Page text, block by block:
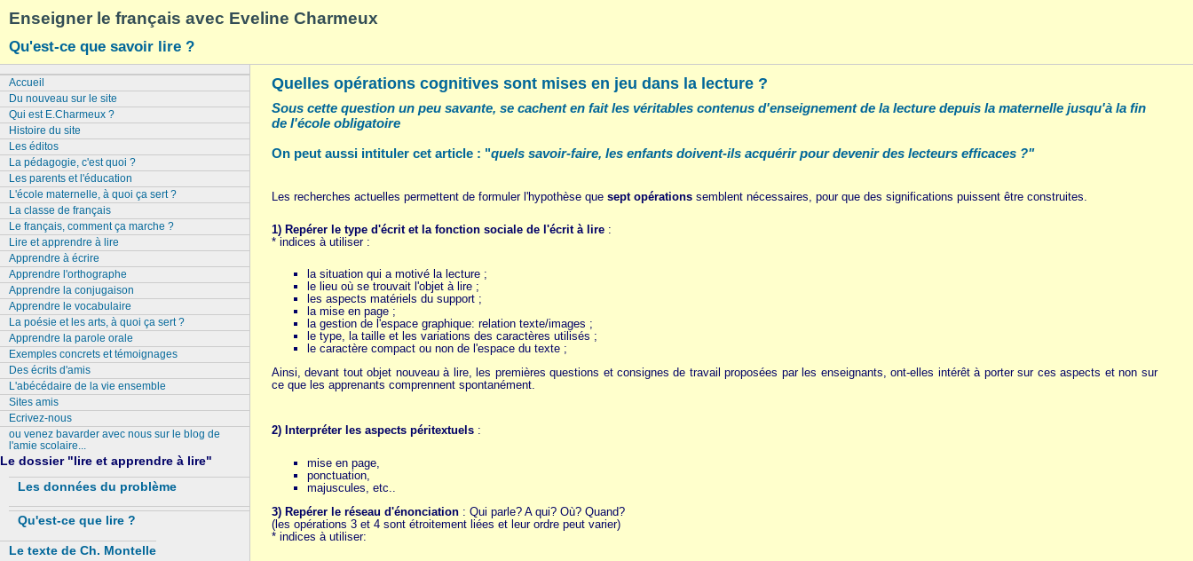
Enseigner le français avec Eveline Charmeux
Qu'est-ce que savoir lire ?
Quelles opérations cognitives sont mises en jeu dans la lecture ?
Sous cette question un peu savante, se cachent en fait les véritables contenus d'enseignement de la lecture depuis la maternelle jusqu'à la fin
de l'école obligatoire
On peut aussi intituler cet article : "quels savoir-faire, les enfants doivent-ils acquérir pour devenir des lecteurs efficaces ?"
Les recherches actuelles permettent de formuler l'hypothèse que sept opérationssemblent nécessaires, pour que des significations puissent être construites.
1) Repérer le type d'écrit et la fonction sociale de l'écrit à lire:
* indices à utiliser :
la situation qui a motivé la lecture ;
le lieu où se trouvait l'objet à lire ;
les aspects matériels du support ;
la mise en page ;
la gestion de l'espace graphique: relation texte/images ;
le type, la taille et les variations des caractères utilisés ;
le caractère compact ou non de l'espace du texte ;
Ainsi, devant tout objet nouveau à lire, les premières questions et consignes de travail proposées par les enseignants, ont-elles intérêt à porter sur ces aspects et non sur
ce que les apprenants comprennent spontanément.
2) Interpréter les aspects péritextuels:
mise en page,
ponctuation,
majuscules, etc..
3) Repérer le réseau d'énonciation: Qui parle? A qui? Où? Quand?
(les opérations 3 et 4 sont étroitement liées et leur ordre peut varier)
* indices à utiliser:
Accueil
Du nouveau sur le site
Qui est E.Charmeux ?
Histoire du site
Les éditos
La pédagogie, c'est quoi ?
Les parents et l'éducation
L'école maternelle, à quoi ça sert ?
La classe de français
Le français, comment ça marche ?
Lire et apprendre à lire
Apprendre à écrire
Apprendre l'orthographe
Apprendre la conjugaison
Apprendre le vocabulaire
La poésie et les arts, à quoi ça sert ?
Apprendre la parole orale
Exemples concrets et témoignages
Des écrits d'amis
L'abécédaire de la vie ensemble
Sites amis
Ecrivez-nous
ou venez bavarder avec nous sur le blog de
l'amie scolaire...
Le dossier "lire et apprendre à lire"
Les données du problème
Qu'est-ce que lire ?
Le texte de Ch. Montelle